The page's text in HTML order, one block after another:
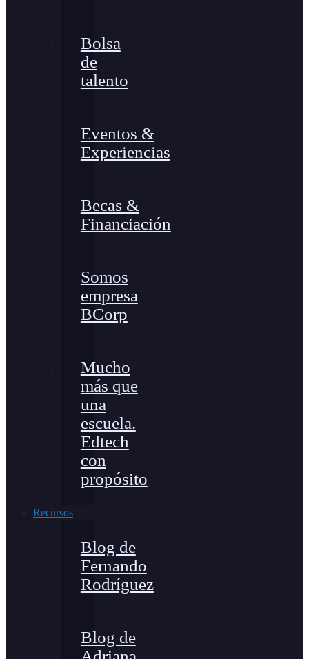
Bolsa
de
talento
Eventos &
Experiencias
Becas &
Financiación
Somos
empresa
BCorp
Mucho
más que
una
escuela.
Edtech
con
propósito
Recursos
Blog de
Fernando
Rodríguez
Blog de